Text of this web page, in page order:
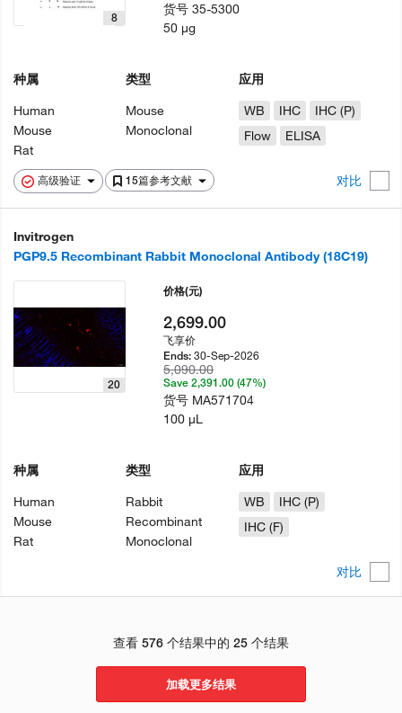
高级验证 15篇参考文献 对比
8
种属
Human
Mouse
Rat
类型
Mouse
Monoclonal
应用
WB
IHC
IHC (P)
Flow
ELISA
货号35-5300
50 µg
Invitrogen
PGP9.5 Recombinant Rabbit Monoclonal Antibody (18C19)
对比
20
种属
Human
Mouse
Rat
类型
Rabbit
Recombinant
Monoclonal
应用
WB
IHC (P)
IHC (F)
价格(元)
2,699.00
飞享价
Ends:30-Sep-2026
5,090.00
Save 2,391.00 (47%)
货号 MA571704
100 µL
查看 576 个结果中的 25 个结果
加载更多结果